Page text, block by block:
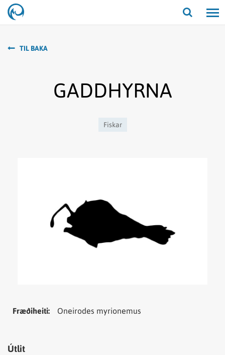
Opna/
TIL BAKA
GADDHYRNA
Fiskar
Tungumál Samheiti
Fræðiheiti: Oneirodes myrionemus
Útlit